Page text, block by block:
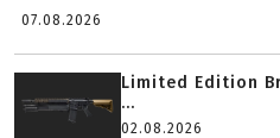
07.08.2026
Limited Edition
...
02.08.2026